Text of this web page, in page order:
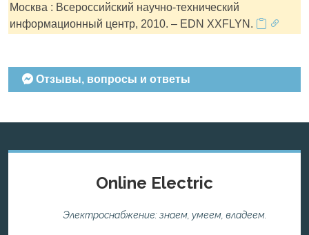
Москва : Всероссийский научно-технический
информационный центр, 2010. – EDN XXFLYN.
Отзывы, вопросы и ответы
Online Electric
Электроснабжение: знаем, умеем, владеем.